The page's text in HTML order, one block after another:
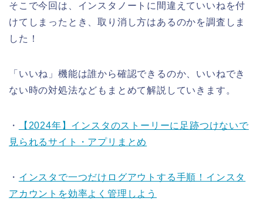
そこで今回は、インスタノートに間違えていいねを付
けてしまったとき、取り消し方はあるのかを調査しま
した！
「いいね」機能は誰から確認できるのか、いいねでき
ない時の対処法などもまとめて解説していきます。
・
【2024年】インスタのストーリーに足跡つけないで
見られるサイト・アプリまとめ
・ インスタで一つだけログアウトする手順！インスタ
アカウントを効率よく管理しよう